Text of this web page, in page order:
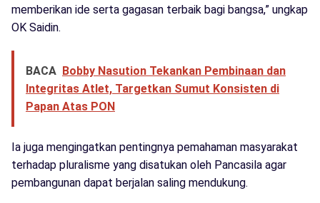
memberikan ide serta gagasan terbaik bagi bangsa,” ungkap
OK Saidin.
BACA Bobby Nasution Tekankan Pembinaan dan
Integritas Atlet, Targetkan Sumut Konsisten di
Papan Atas PON
Ia juga mengingatkan pentingnya pemahaman masyarakat
terhadap pluralisme yang disatukan oleh Pancasila agar
pembangunan dapat berjalan saling mendukung.